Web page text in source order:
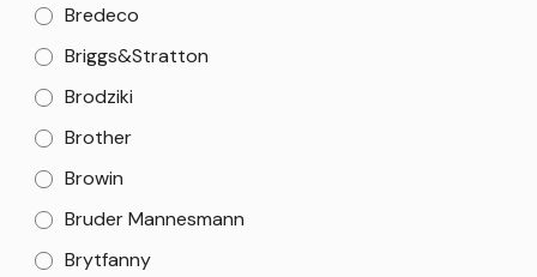
Bredeco
Briggs&Stratton
Brodziki
Brother
Browin
Bruder Mannesmann
Brytfanny